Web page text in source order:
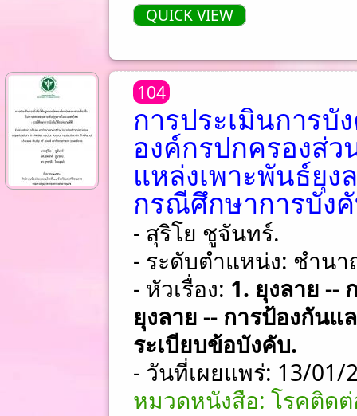
QUICK VIEW
104
การประเมินการ
องค์กรปกครองส่
แหล่งเพาะพันธ์ยุง
กรณีศึกษาการบัง
- สุริโย ชูจันทร์.
- ระดับตำแหน่ง: ชําน
- หัวเรื่อง: 1. ยุงลาย --
ยุงลาย -- การป้องกัน
ระเบียบข้อบังคับ.
- วันที่เผยแพร่: 13/01/
หมวดหนังสือ: โรคติด